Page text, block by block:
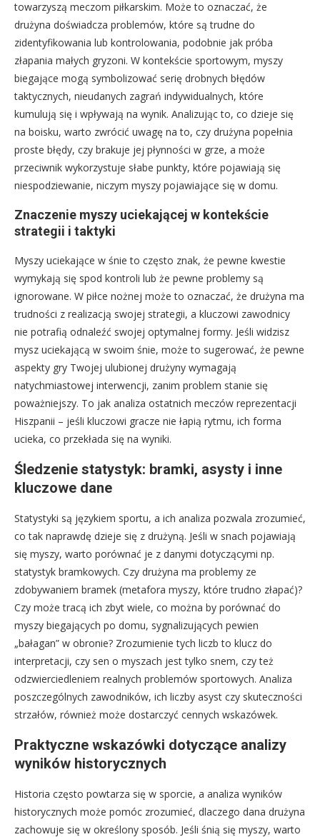
towarzyszą meczom piłkarskim. Może to oznaczać, że
drużyna doświadcza problemów, które są trudne do
zidentyfikowania lub kontrolowania, podobnie jak próba
złapania małych gryzoni. W kontekście sportowym, myszy
biegające mogą symbolizować serię drobnych błędów
taktycznych, nieudanych zagrań indywidualnych, które
kumulują się i wpływają na wynik. Analizując to, co dzieje się
na boisku, warto zwrócić uwagę na to, czy drużyna popełnia
proste błędy, czy brakuje jej płynności w grze, a może
przeciwnik wykorzystuje słabe punkty, które pojawiają się
niespodziewanie, niczym myszy pojawiające się w domu.
Znaczenie myszy uciekającej w kontekście
strategii i taktyki
Myszy uciekające w śnie to często znak, że pewne kwestie
wymykają się spod kontroli lub że pewne problemy są
ignorowane. W piłce nożnej może to oznaczać, że drużyna ma
trudności z realizacją swojej strategii, a kluczowi zawodnicy
nie potrafią odnaleźć swojej optymalnej formy. Jeśli widzisz
mysz uciekającą w swoim śnie, może to sugerować, że pewne
aspekty gry Twojej ulubionej drużyny wymagają
natychmiastowej interwencji, zanim problem stanie się
poważniejszy. To jak analiza ostatnich meczów reprezentacji
Hiszpanii – jeśli kluczowi gracze nie łapią rytmu, ich forma
ucieka, co przekłada się na wyniki.
Śledzenie statystyk: bramki, asysty i inne
kluczowe dane
Statystyki są językiem sportu, a ich analiza pozwala zrozumieć,
co tak naprawdę dzieje się z drużyną. Jeśli w snach pojawiają
się myszy, warto porównać je z danymi dotyczącymi np.
statystyk bramkowych. Czy drużyna ma problemy ze
zdobywaniem bramek (metafora myszy, które trudno złapać)?
Czy może tracą ich zbyt wiele, co można by porównać do
myszy biegających po domu, sygnalizujących pewien
„bałagan” w obronie? Zrozumienie tych liczb to klucz do
interpretacji, czy sen o myszach jest tylko snem, czy też
odzwierciedleniem realnych problemów sportowych. Analiza
poszczególnych zawodników, ich liczby asyst czy skuteczności
strzałów, również może dostarczyć cennych wskazówek.
Praktyczne wskazówki dotyczące analizy
wyników historycznych
Historia często powtarza się w sporcie, a analiza wyników
historycznych może pomóc zrozumieć, dlaczego dana drużyna
zachowuje się w określony sposób. Jeśli śnią się myszy, warto